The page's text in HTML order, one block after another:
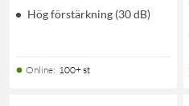
Hög förstärkning (30 dB)
Online: 100+ st